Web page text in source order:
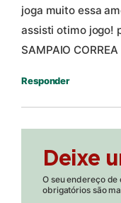
joga muito essa
assisti otimo jogo!
SAMPAIO
Responder
Deixe
O seu endereço
obrigatórios são